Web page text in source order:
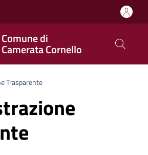
Comune di
Camerata Cornello
Trasparente